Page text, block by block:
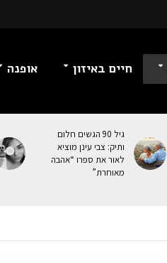
חיים באיזון אופנה
גיל 90 הגשים חלום
ותיק: צבי עינן מוציא
לאור את ספרו “אהבה
מאוחרת”